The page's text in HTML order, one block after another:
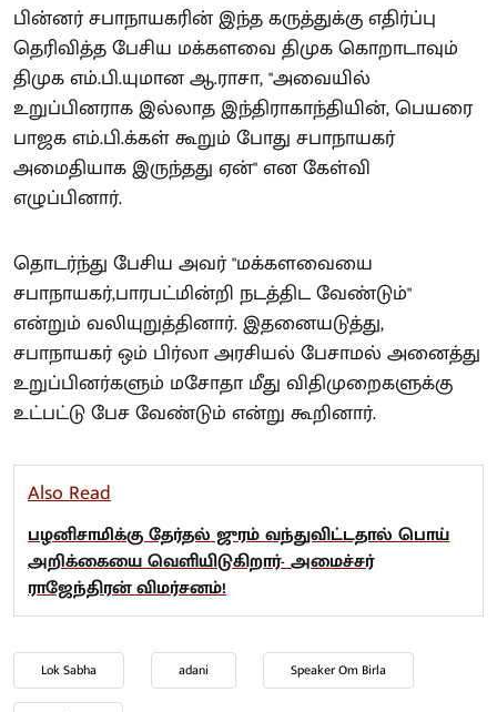
பின்னர் சபாநாயகரின் இந்த கருத்துக்கு எதிர்ப்பு
தெரிவித்த பேசிய மக்களவை திமுக கொறாடாவும்
திமுக எம்.பி.யுமான ஆ.ராசா, "அவையில்
உறுப்பினராக இல்லாத இந்திராகாந்தியின், பெயரை
பாஜக எம்.பி.க்கள் கூறும் போது சபாநாயகர்
அமைதியாக இருந்தது ஏன்" என கேள்வி
எழுப்பினார்.
தொடர்ந்து பேசிய அவர் "மக்களவையை
சபாநாயகர்,பாரபட்மின்றி நடத்திட வேண்டும்"
என்றும் வலியுறுத்தினார். இதனையடுத்து,
சபாநாயகர் ஒம் பிர்லா அரசியல் பேசாமல் அனைத்து
உறுப்பினர்களும் மசோதா மீது விதிமுறைகளுக்கு
உட்பட்டு பேச வேண்டும் என்று கூறினார்.
Also Read
பழனிசாமிக்கு தேர்தல் ஜுரம் வந்துவிட்டதால் பொய்
அறிக்கையை வெளியிடுகிறார்- அமைச்சர்
ராஜேந்திரன் விமர்சனம்!
Lok Sabha adani Speaker Om Birla